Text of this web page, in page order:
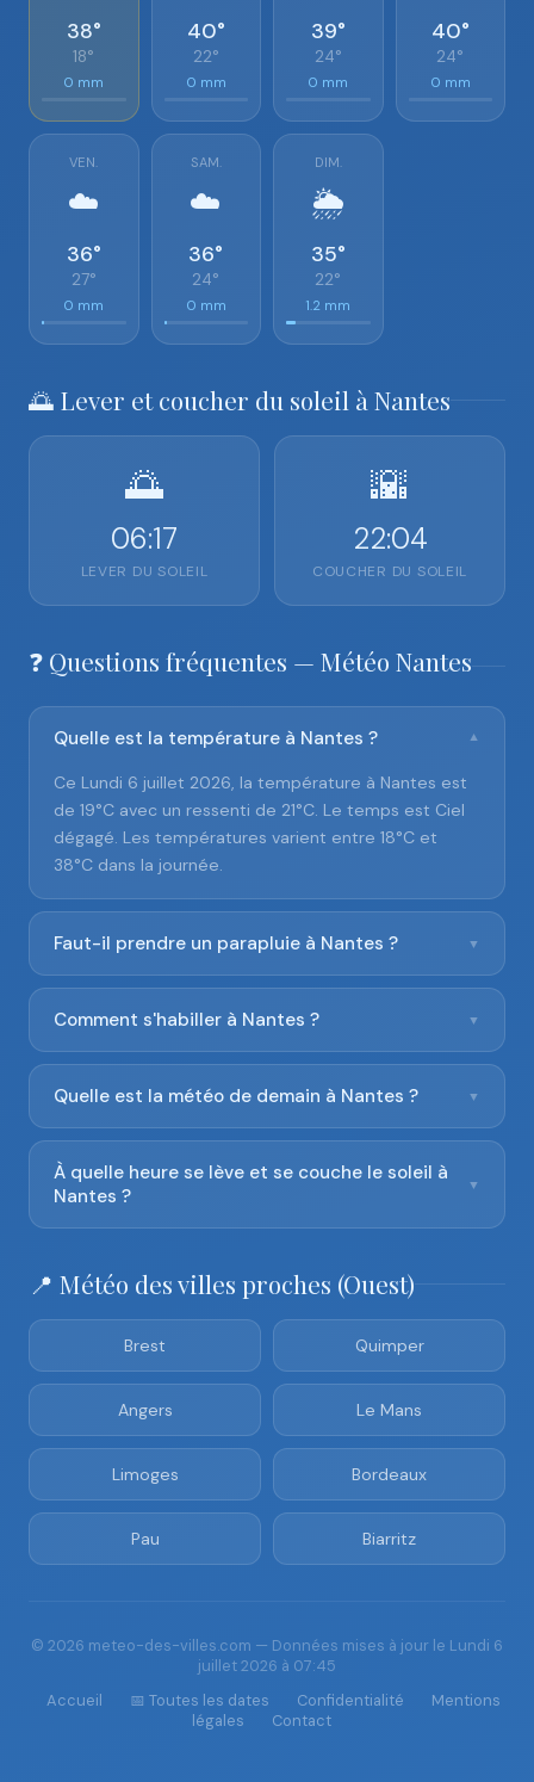
38°
18°
0 mm
40°
22°
0 mm
39°
24°
0 mm
40°
24°
0 mm
VEN.
☁️
36°
27°
0 mm
SAM.
☁️
36°
24°
0 mm
DIM.
🌦️
35°
22°
1.2 mm
🌅 Lever et coucher du soleil à Nantes
🌅
06:17
LEVER DU SOLEIL
🌇
22:04
COUCHER DU SOLEIL
❓ Questions fréquentes — Météo Nantes
Quelle est la température à Nantes ? ▼
Ce Lundi 6 juillet 2026, la température à Nantes est
de 19°C avec un ressenti de 21°C. Le temps est Ciel
dégagé. Les températures varient entre 18°C et
38°C dans la journée.
Faut-il prendre un parapluie à Nantes ? ▼
Comment s'habiller à Nantes ? ▼
Quelle est la météo de demain à Nantes ? ▼
À quelle heure se lève et se couche le soleil à
Nantes ?
▼
📍 Météo des villes proches (Ouest)
Brest Quimper
Angers Le Mans
Limoges Bordeaux
Pau Biarritz
© 2026 meteo-des-villes.com — Données mises à jour le Lundi 6
juillet 2026 à 07:45
Accueil
📅 Toutes les dates Confidentialité
Mentions
légales
Contact